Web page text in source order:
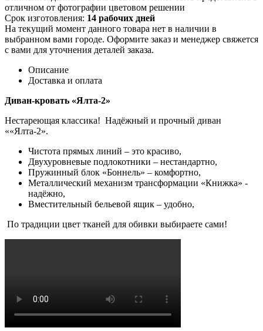
отличном от фотографии цветовом решении
Срок изготовления: 14 рабочих дней
На текущий момент данного товара нет в наличии в
выбранном вами городе. Оформите заказ и менеджер свяжется
с вами для уточнения деталей заказа.
Описание
Доставка и оплата
Диван-кровать «Ялта-2»
Нестареющая классика! Надёжный и прочный диван
««Ялта-2».
Чистота прямых линий – это красиво,
Двухуровневые подлокотники – нестандартно,
Пружинный блок «Боннель» – комфортно,
Металлический механизм трансформации «Книжка» -
надёжно,
Вместительный бельевой ящик – удобно,
По традиции цвет тканей для обивки выбираете сами!